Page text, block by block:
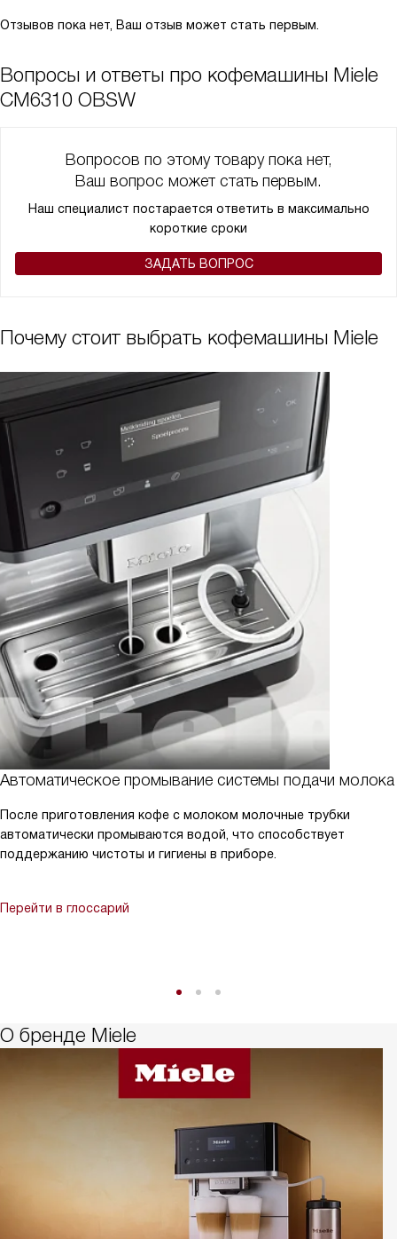
Отзывов пока нет, Ваш отзыв может стать первым.
Вопросы и ответы про кофемашины Miele
CM6310 OBSW
Вопросов по этому товару пока нет,
Ваш вопрос может стать первым.
Наш специалист постарается ответить в максимально
короткие сроки
ЗАДАТЬ ВОПРОС
Почему стоит выбрать кофемашины Miele
Автоматическое промывание системы подачи молока
После приготовления кофе с молоком молочные трубки
автоматически промываются водой, что способствует
поддержанию чистоты и гигиены в приборе.
Перейти в глоссарий
О бренде Miele